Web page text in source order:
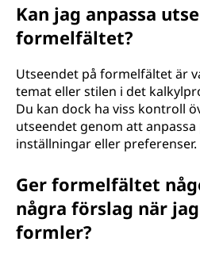
Kan jag anpassa
formelfältet?
Utseendet på formelfältet är
temat eller stilen i det
Du kan dock ha viss kontroll
utseendet genom att
inställningar eller preferenser.
Ger formelfältet
några förslag när
formler?